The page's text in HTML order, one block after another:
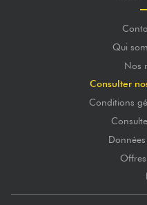
Qui
Nos
Consulter
Conditions